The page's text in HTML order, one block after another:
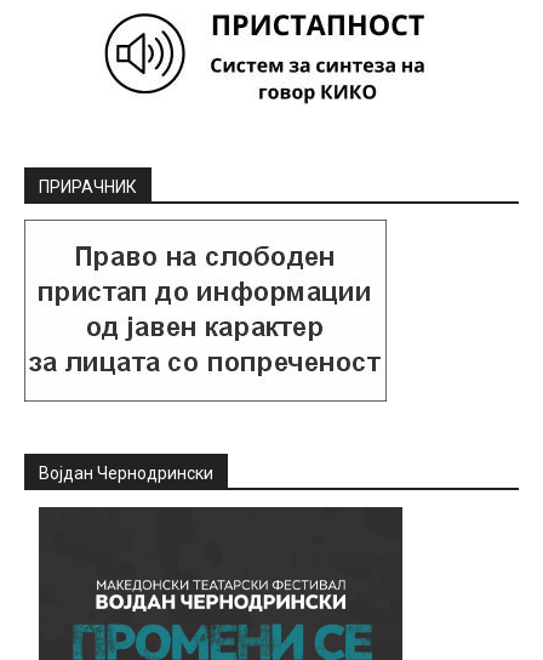
ПРИРАЧНИК
Војдан Чернодрински